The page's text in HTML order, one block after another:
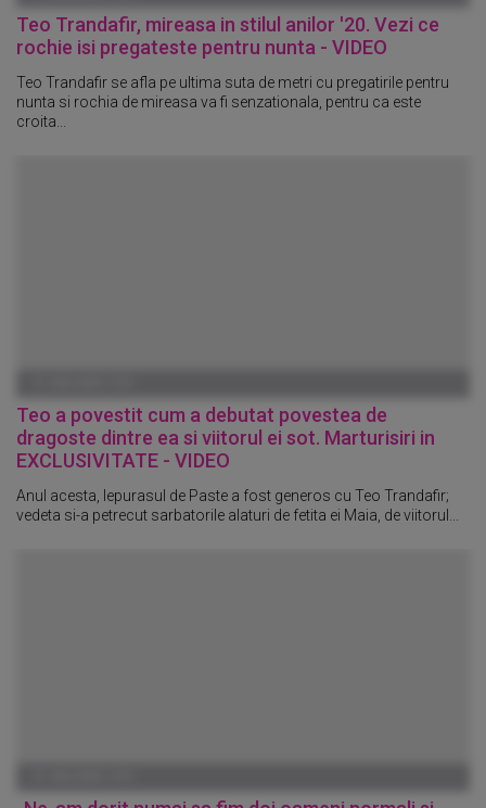
Teo Trandafir, mireasa in stilul anilor '20. Vezi ce
rochie isi pregateste pentru nunta - VIDEO
Teo Trandafir se afla pe ultima suta de metri cu pregatirile pentru
nunta si rochia de mireasa va fi senzationala, pentru ca este
croita...
Teo a povestit cum a debutat povestea de
dragoste dintre ea si viitorul ei sot. Marturisiri in
EXCLUSIVITATE - VIDEO
Anul acesta, Iepurasul de Paste a fost generos cu Teo Trandafir;
vedeta si-a petrecut sarbatorile alaturi de fetita ei Maia, de viitorul...